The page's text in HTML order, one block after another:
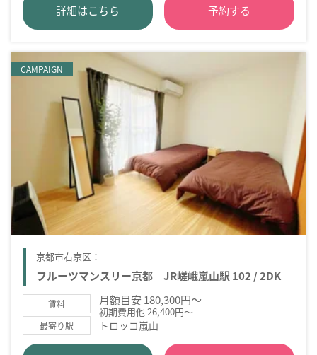
詳細はこちら 予約する
CAMPAIGN
京都市右京区：
フルーツマンスリー京都 JR嵯峨嵐山駅 102 / 2DK
賃料 月額目安 180,300円～
初期費用他 26,400円～
最寄り駅 トロッコ嵐山